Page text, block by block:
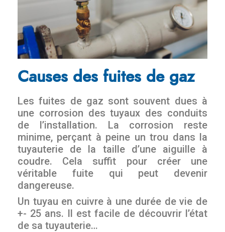
Causes des fuites de gaz
Les fuites de gaz sont souvent dues à
une corrosion des tuyaux des conduits
de l’installation. La corrosion reste
minime, perçant à peine un trou dans la
tuyauterie de la taille d’une aiguille à
coudre. Cela suffit pour créer une
véritable fuite qui peut devenir
dangereuse.
Un tuyau en cuivre à une durée de vie de
+- 25 ans. Il est facile de découvrir l’état
de sa tuyauterie…